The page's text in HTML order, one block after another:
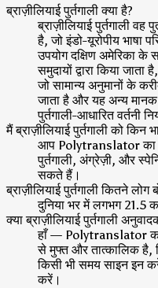
ब्राज़ीलियाई पुर्तगाली क्या है?
ब्राज़ीलियाई पुर्तगाली वह
है, जो इंडो-यूरोपीय भाषा
उपयोग दक्षिण अमेरिका के
समुदायों द्वारा किया
जो सामान्य अनुमानों के
जाता है और यह अन्य
पुर्तगाली-आधारित वर्तनी
मैं ब्राज़ीलियाई पुर्तगाली को
आप Polytranslator का
पुर्तगाली, अंग्रेज़ी, और
सकते हैं।
ब्राज़ीलियाई पुर्तगाली कितने लोग
दुनिया भर में लगभग 21.5
क्या ब्राज़ीलियाई पुर्तगाली
हाँ — Polytranslator का
से मुफ्त और तात्कालिक है,
किसी भी समय साइन इन
करें।